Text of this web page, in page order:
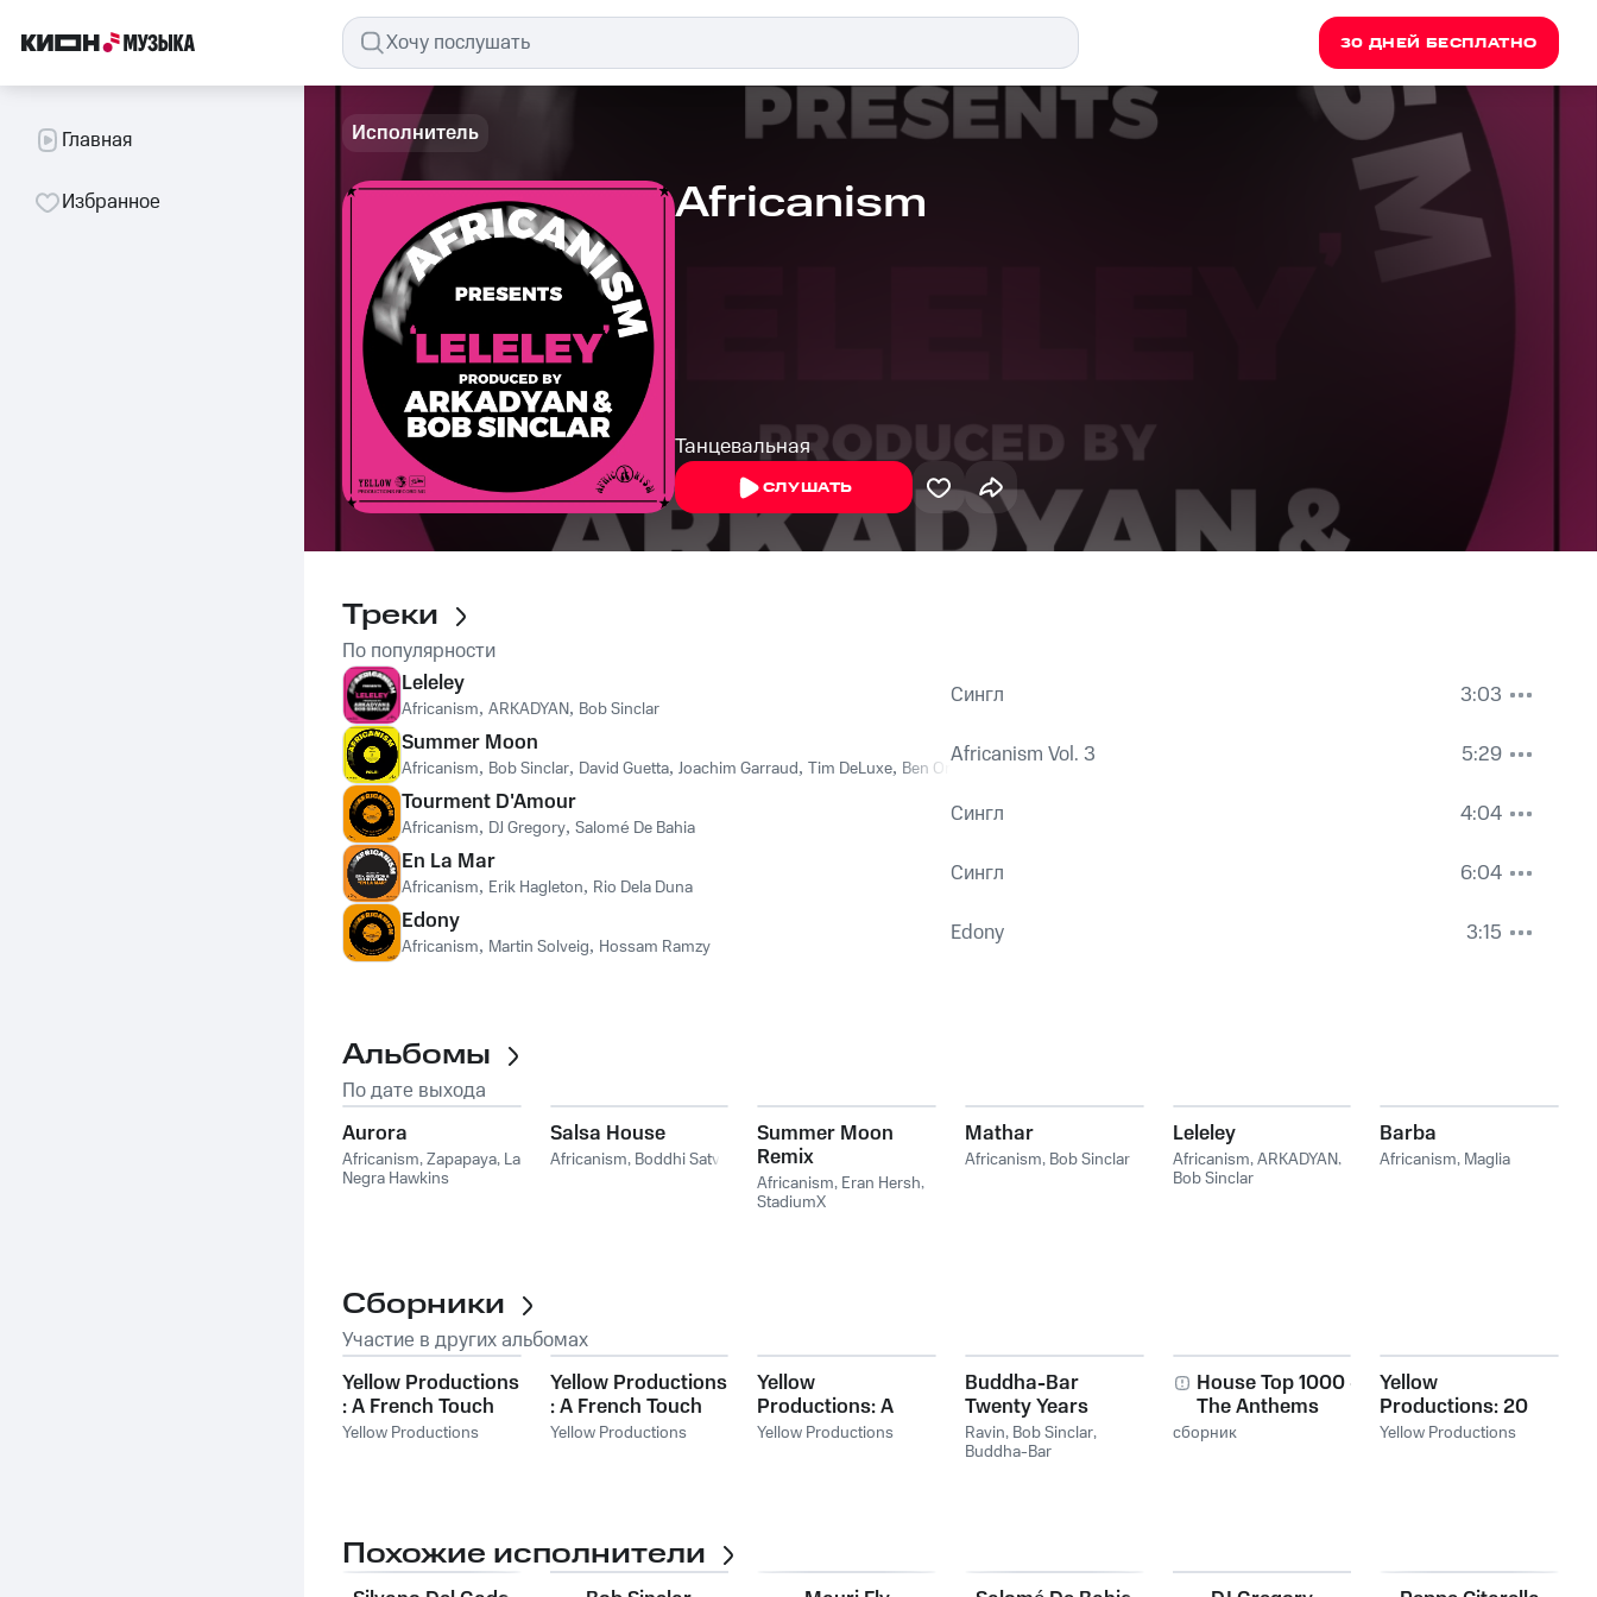
30 ДНЕЙ БЕСПЛАТНО
Главная
Избранное
Исполнитель
Africanism
Танцевальная
СЛУШАТЬ
Треки
По популярности
Leleley
Africanism, ARKADYAN, Bob Sinclar Сингл
3:03
Summer Moon
Africanism, Bob Sinclar, David Guetta, Joachim Garraud, Tim DeLuxe, Ben OnonoAfricanism Vol. 3
5:29
Tourment D'Amour
Africanism, DJ Gregory, Salomé De Bahia Сингл
4:04
En La Mar
Africanism, Erik Hagleton, Rio Dela Duna Сингл
6:04
Edony
Africanism, Martin Solveig, Hossam Ramzy Edony 3:15
Альбомы
По дате выхода
Aurora
Africanism,Zapapaya, La
Negra Hawkins
Salsa House
Africanism, Boddhi Satva
Summer Moon
Remix
Africanism, Eran Hersh,
StadiumX
Mathar
Africanism, Bob Sinclar
Leleley
Africanism,ARKADYAN,
Bob Sinclar
Barba
Africanism, Maglia
Сборники
Участие в других альбомах
Yellow Productions
: A French Touch
by Bob Sinclar & Dj
Yellow Productions
Yellow Productions
: A French Touch
by Bob Sinclar & Dj
Yellow Productions
Yellow
Productions: A
French Touch By
Yellow Productions
Buddha-Bar
Twenty Years
Ravin, Bob Sinclar,
Buddha-Bar
House Top 1000 -
The Anthems
сборник
Yellow
Productions: 20
Years of Music
Yellow Productions
Похожие исполнители